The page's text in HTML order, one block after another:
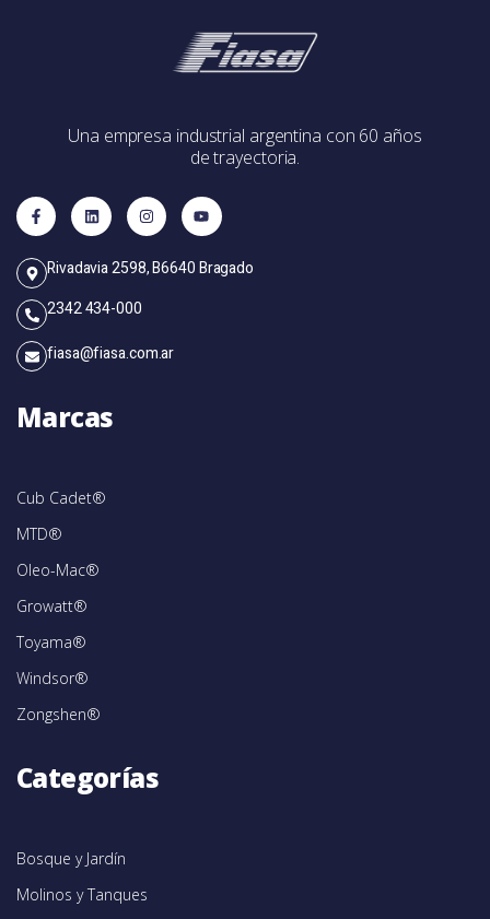
Una empresa industrial argentina con 60 años
de trayectoria.
Rivadavia 2598, B6640 Bragado
2342 434-000
fiasa@fiasa.com.ar
Marcas
Cub Cadet®
MTD®
Oleo-Mac®
Growatt®
Toyama®
Windsor®
Zongshen®
Categorías
Bosque y Jardín
Molinos y Tanques